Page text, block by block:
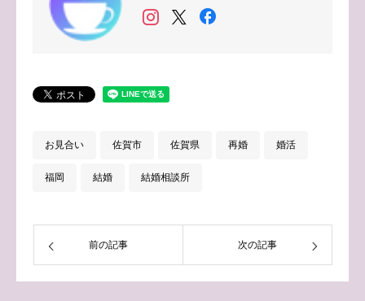
お見合い 佐賀市 佐賀県 再婚 婚活
福岡 結婚 結婚相談所
前の記事 次の記事